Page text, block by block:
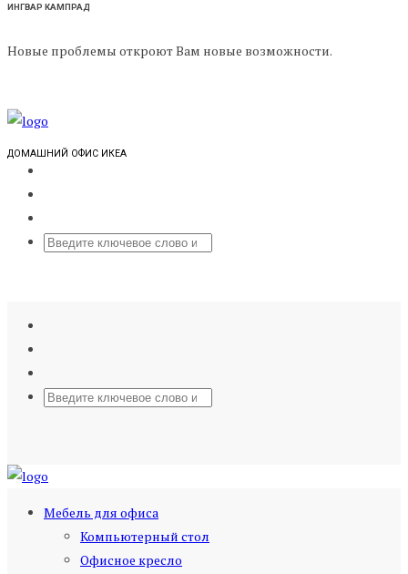
ИНГВАР КАМПРАД
Новые проблемы откроют Вам новые возможности.
ДОМАШНИЙ ОФИС ИКЕА
Мебель для офиса
Компьютерный стол
Офисное кресло